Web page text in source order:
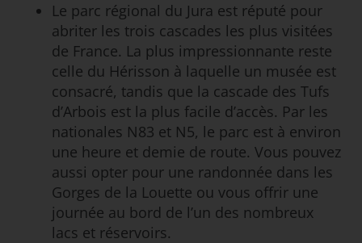
Le parc régional du Jura est réputé pour
abriter les trois cascades les plus visitées
de France. La plus impressionnante reste
celle du Hérisson à laquelle un musée est
consacré, tandis que la cascade des Tufs
d’Arbois est la plus facile d’accès. Par les
nationales N83 et N5, le parc est à environ
une heure et demie de route. Vous pouvez
aussi opter pour une randonnée dans les
Gorges de la Louette ou vous offrir une
journée au bord de l’un des nombreux
lacs et réservoirs.